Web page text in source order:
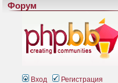
Форум
Вход Регистрация